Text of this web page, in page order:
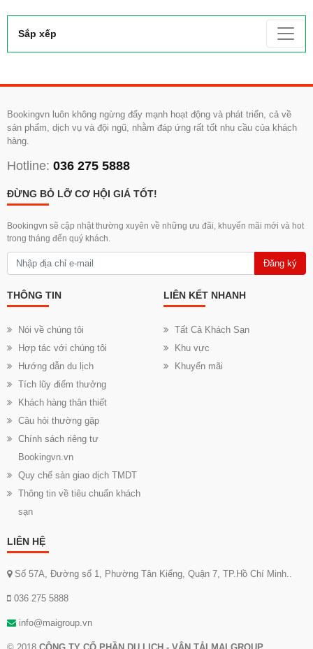
Sắp xếp
Bookingvn luôn không ngừng đẩy mạnh hoạt động và phát triển, cả về
sản phẩm, dịch vụ và đội ngũ, nhằm đáp ứng rất tốt nhu cầu của khách
hàng.
Hotline: 036 275 5888
ĐỪNG BỎ LỠ CƠ HỘI GIÁ TỐT!
Bookingvn sẽ cập nhật thường xuyên về những ưu đãi, khuyến mãi mới và hot
trong tháng đến quý khách.
Đăng ký
THÔNG TIN
Nói về chúng tôi
Hợp tác với chúng tôi
Hướng dẫn du lịch
Tích lũy điểm thưởng
Khách hàng thân thiết
Câu hỏi thường gặp
Chính sách riêng tư
Bookingvn.vn
Quy chế sàn giao dịch TMDT
Thông tin về tiêu chuẩn khách
sạn
LIÊN KẾT NHANH
Tất Cả Khách Sạn
Khu vực
Khuyến mãi
LIÊN HỆ
Số 57A, Đường số 1, Phường Tân Kiểng, Quận 7, TP.Hồ Chí Minh..
036 275 5888
info@maigroup.vn